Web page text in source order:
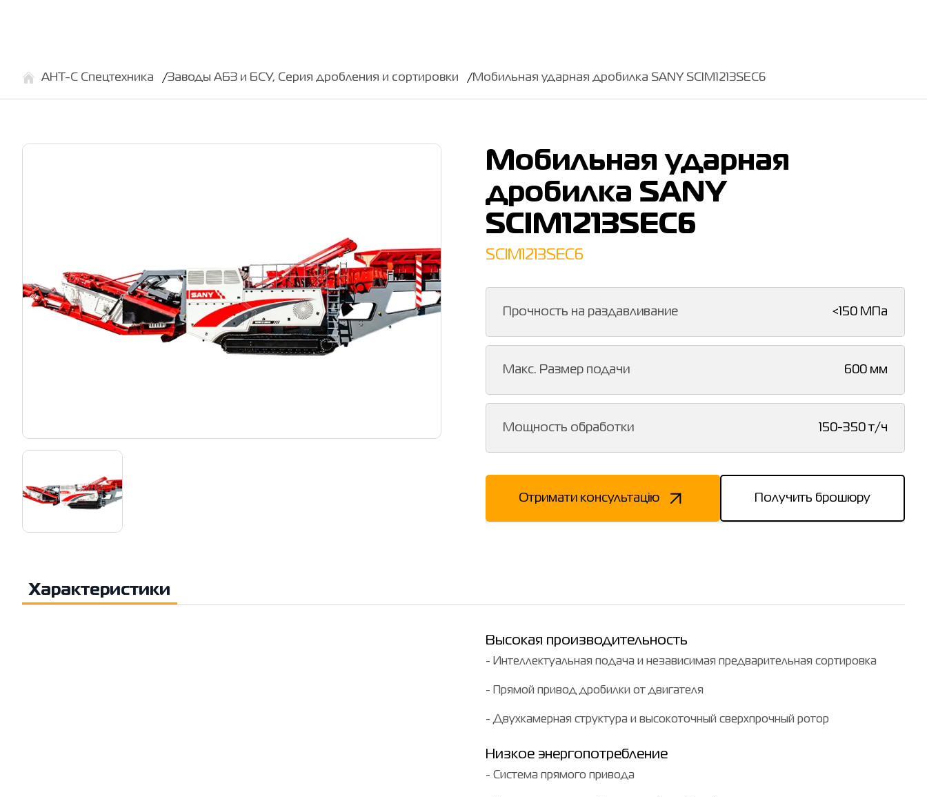
АНТ-С Спецтехника Заводы АБЗ и БСУ, Серия дробления и сортировки Мобильная ударная дробилка SANY SCIM1213SEC6
Мобильная ударная
дробилка SANY
SCIM1213SEC6
SCIM1213SEC6
Прочность на раздавливание <150 МПа
Макс. Размер подачи 600 мм
Мощность обработки 150-350 т/ч
Отримати консультацію Получить брошюру
Характеристики
Высокая производительность
- Интеллектуальная подача и независимая предварительная сортировка
- Прямой привод дробилки от двигателя
- Двухкамерная структура и высокоточный сверхпрочный ротор
Низкое энергопотребление
- Система прямого привода